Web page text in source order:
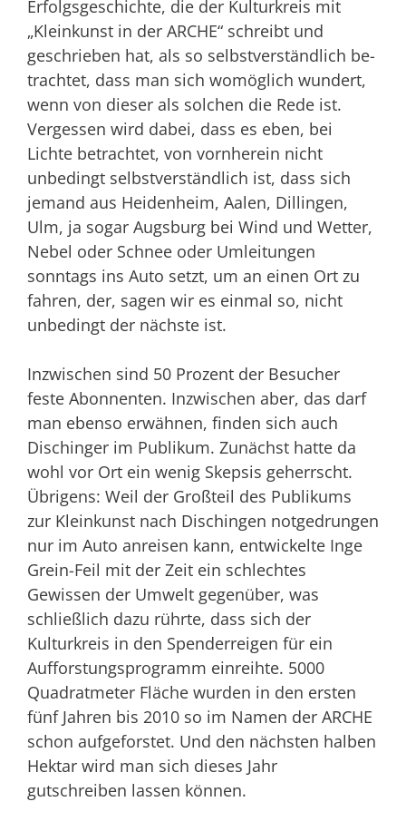
Erfolgsgeschichte, die der Kulturkreis mit
„Kleinkunst in der ARCHE“ schreibt und
geschrieben hat, als so selbstverständlich be­
trachtet, dass man sich womöglich wundert,
wenn von dieser als solchen die Rede ist.
Vergessen wird dabei, dass es eben, bei
Lichte betrachtet, von vornherein nicht
unbedingt selbstverständlich ist, dass sich
jemand aus Heidenheim, Aalen, Dillingen,
Ulm, ja sogar Augsburg bei Wind und Wetter,
Nebel oder Schnee oder Umleitungen
sonntags ins Auto setzt, um an einen Ort zu
fahren, der, sagen wir es einmal so, nicht
unbedingt der nächste ist.
Inzwischen sind 50 Prozent der Besucher
feste Abonnenten. Inzwischen aber, das darf
man ebenso erwähnen, finden sich auch
Dischinger im Publikum. Zunächst hatte da
wohl vor Ort ein wenig Skepsis geherrscht.
Übrigens: Weil der Großteil des Publikums
zur Kleinkunst nach Dischingen notgedrungen
nur im Auto anreisen kann, entwickelte Inge
Grein-Feil mit der Zeit ein schlechtes
Gewissen der Umwelt gegenüber, was
schließlich dazu rührte, dass sich der
Kulturkreis in den Spenderreigen für ein
Aufforstungsprogramm einreihte. 5000
Quadratmeter Fläche wurden in den ersten
fünf Jahren bis 2010 so im Namen der ARCHE
schon aufgeforstet. Und den nächsten halben
Hektar wird man sich dieses Jahr
gutschreiben lassen können.